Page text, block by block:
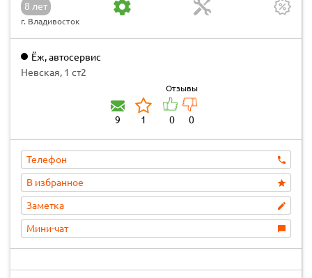
8 лет
г. Владивосток
Ёж, автосервис
Невская, 1 ст2
9 1
Отзывы
0 0
Телефон
В избранное
Заметка
Мини-чат